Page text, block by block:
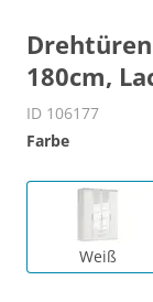
180cm,
ID 106177
Farbe
Weiß